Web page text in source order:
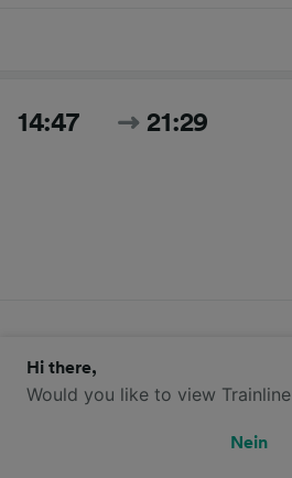
14:47 21:29
Hi there,
Would you like to view
Nein